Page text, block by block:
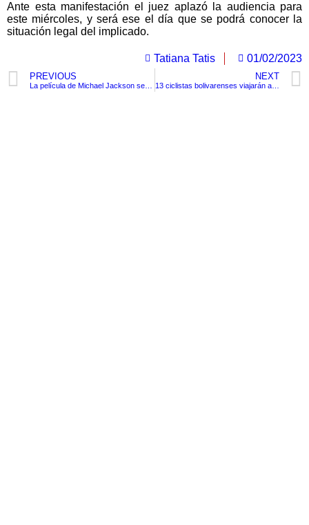
Ante esta manifestación el juez aplazó la audiencia para
este miércoles, y será ese el día que se podrá conocer la
situación legal del implicado.
Tatiana Tatis 01/02/2023
PREVIOUS NEXT
13 ciclistas bolivarenses viajarán al Nacional clasificatorio en Bucaramanga.